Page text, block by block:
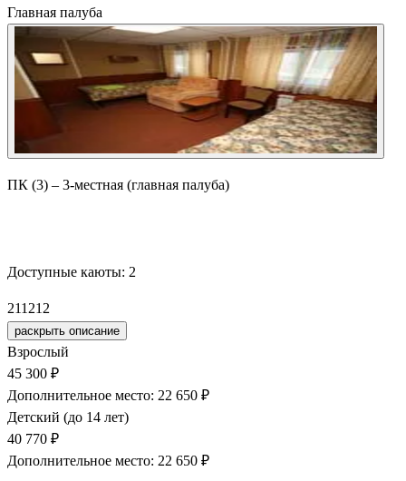
Главная палуба
ПК (3) – 3-местная (главная палуба)
Доступные каюты: 2
211 212
раскрыть описание
Взрослый
45 300 ₽
Дополнительное место: 22 650 ₽
Детский (до 14 лет)
40 770 ₽
Дополнительное место: 22 650 ₽